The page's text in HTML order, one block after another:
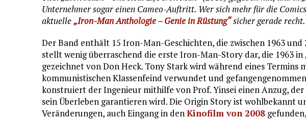
Unternehmer sogar einen Cameo-Auftritt. Wer sich mehr für die
aktuelle„Iron-Man Anthologie – Genie in Rüstung“sicher gerade recht.
Der Band enthält 15 Iron-Man-Geschichten, die zwischen 1963
stellt wenig überraschend die erste Iron-Man-Story dar, die 1963 in
gezeichnet von Don Heck. Tony Stark wird während eines Termins
kommunistischen Klassenfeind verwundet und
konstruiert der Ingenieur mithilfe von Prof. Yinsei einen Anzug,
sein Überleben garantieren wird. Die Origin Story ist wohlbekannt
Veränderungen, auch Eingang in denKinofilm von 2008